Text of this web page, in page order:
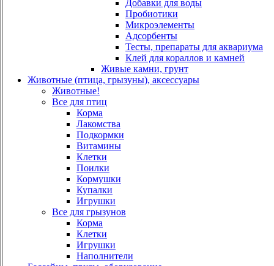
Добавки для воды
Пробиотики
Микроэлементы
Адсорбенты
Тесты, препараты для аквариума
Клей для кораллов и камней
Живые камни, грунт
Животные (птица, грызуны), аксессуары
Животные!
Все для птиц
Корма
Лакомства
Подкормки
Витамины
Клетки
Поилки
Кормушки
Купалки
Игрушки
Все для грызунов
Корма
Клетки
Игрушки
Наполнители